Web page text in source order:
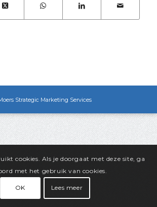
Strategic Marketing Services
cookies. Als je doorgaat met deze site, ga
met het gebruik van cookies.
OK Lees meer